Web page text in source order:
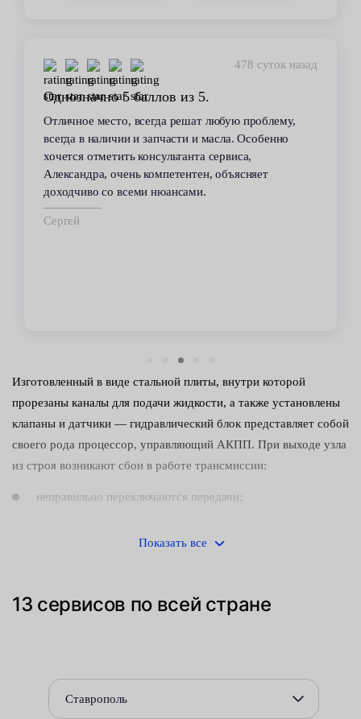
478 суток назад
Однозначно 5 баллов из 5.
Отличное место, всегда решат любую проблему,
всегда в наличии и запчасти и масла. Особенно
хочется отметить консультанта сервиса,
Александра, очень компетентен, объясняет
доходчиво со всеми нюансами.
Сергей
Изготовленный в виде стальной плиты, внутри которой
прорезаны каналы для подачи жидкости, а также установлены
клапаны и датчики — гидравлический блок представляет собой
своего рода процессор, управляющий АКПП. При выходе узла
из строя возникают сбои в работе трансмиссии:
неправильно переключаются передачи;
ухудшаются динамические характеристики автомобиля.
Кропотливая работа должна выполняться с помощью
Показать все
13 сервисов по всей стране
Ставрополь